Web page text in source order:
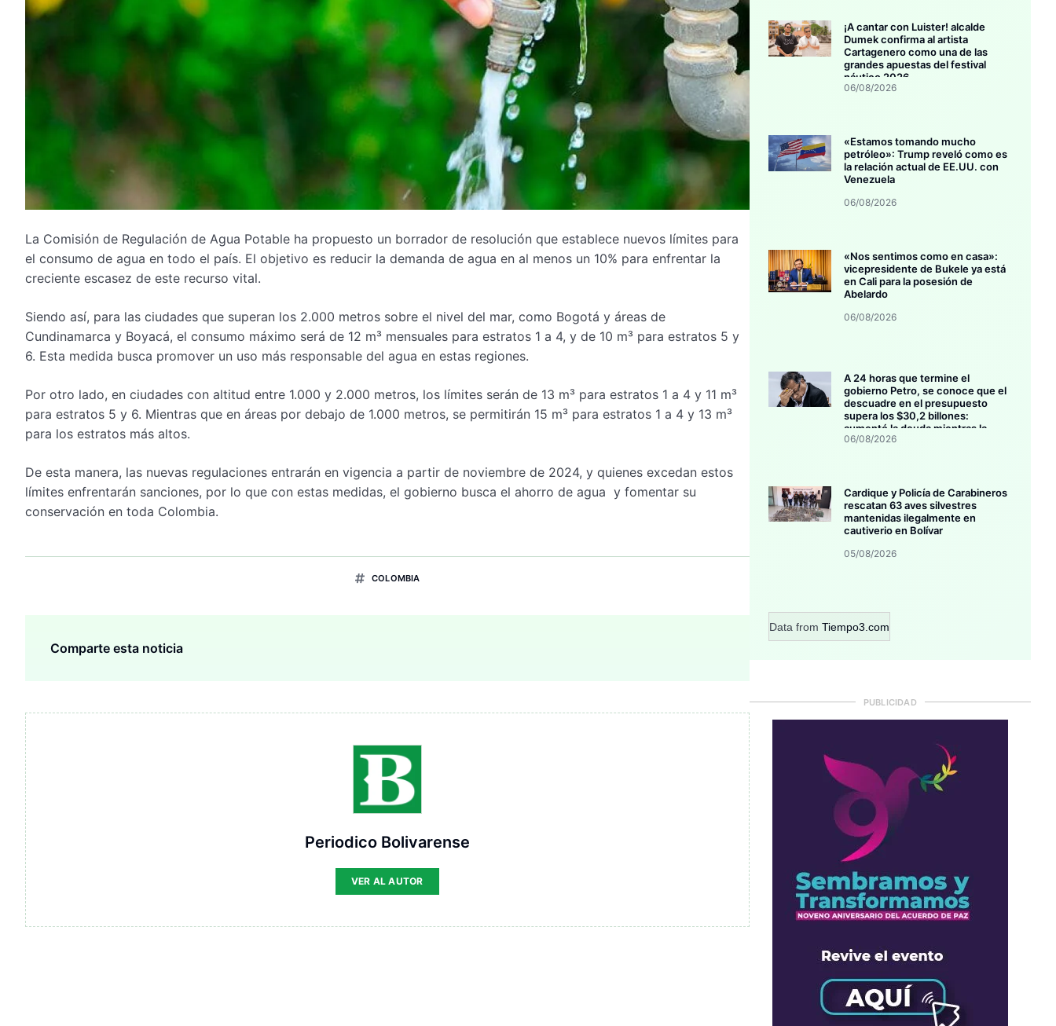
La Comisión de Regulación de Agua Potable ha propuesto un borrador de resolución que establece nuevos límites para
el consumo de agua en todo el país. El objetivo es reducir la demanda de agua en al menos un 10% para enfrentar la
creciente escasez de este recurso vital.
Siendo así, para las ciudades que superan los 2.000 metros sobre el nivel del mar, como Bogotá y áreas de
Cundinamarca y Boyacá, el consumo máximo será de 12 m³ mensuales para estratos 1 a 4, y de 10 m³ para estratos 5 y
6. Esta medida busca promover un uso más responsable del agua en estas regiones.
Por otro lado, en ciudades con altitud entre 1.000 y 2.000 metros, los límites serán de 13 m³ para estratos 1 a 4 y 11 m³
para estratos 5 y 6. Mientras que en áreas por debajo de 1.000 metros, se permitirán 15 m³ para estratos 1 a 4 y 13 m³
para los estratos más altos.
De esta manera, las nuevas regulaciones entrarán en vigencia a partir de noviembre de 2024, y quienes excedan estos
límites enfrentarán sanciones, por lo que con estas medidas, el gobierno busca el ahorro de agua y fomentar su
conservación en toda Colombia.
COLOMBIA
Comparte esta noticia
Periodico Bolivarense
VER AL AUTOR
¡A cantar con Luister! alcalde
Dumek confirma al artista
Cartagenero como una de las
grandes apuestas del festival
náutico 2026
06/08/2026
«Estamos tomando mucho
petróleo»: Trump reveló como es
la relación actual de EE.UU. con
Venezuela
06/08/2026
«Nos sentimos como en casa»:
vicepresidente de Bukele ya está
en Cali para la posesión de
Abelardo
06/08/2026
A 24 horas que termine el
gobierno Petro, se conoce que el
descuadre en el presupuesto
supera los $30,2 billones:
aumentó la deuda mientras la
inversión se estanca
06/08/2026
Cardique y Policía de Carabineros
rescatan 63 aves silvestres
mantenidas ilegalmente en
cautiverio en Bolívar
05/08/2026
Data from Tiempo3.com
PUBLICIDAD